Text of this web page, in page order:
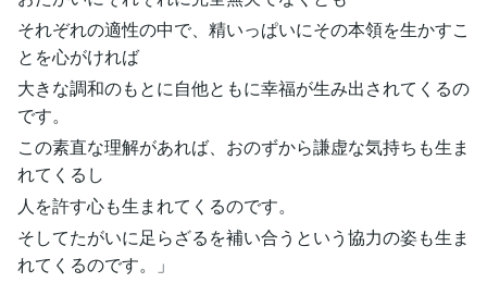
それぞれの適性の中で、精いっぱいにその本領を生かすこ
とを心がければ
大きな調和のもとに自他ともに幸福が生み出されてくるの
です。
この素直な理解があれば、おのずから謙虚な気持ちも生ま
れてくるし
人を許す心も生まれてくるのです。
そしてたがいに足らざるを補い合うという協力の姿も生ま
れてくるのです。」